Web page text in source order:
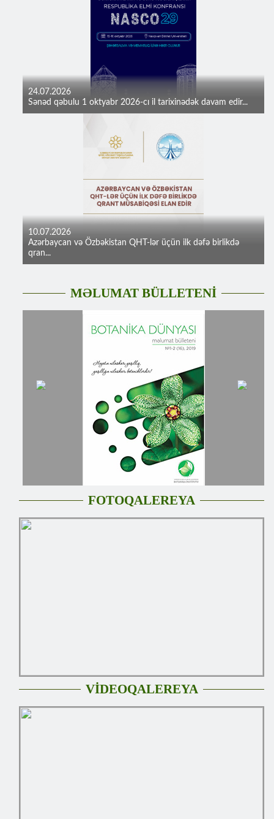
24.07.2026
Sənəd qəbulu 1 oktyabr 2026-cı il tarixinədək davam edir...
10.07.2026
Azərbaycan və Özbəkistan QHT-lər üçün ilk dəfə birlikdə
qran...
MƏLUMAT BÜLLETENİ
FOTOQALEREYA
VİDEOQALEREYA